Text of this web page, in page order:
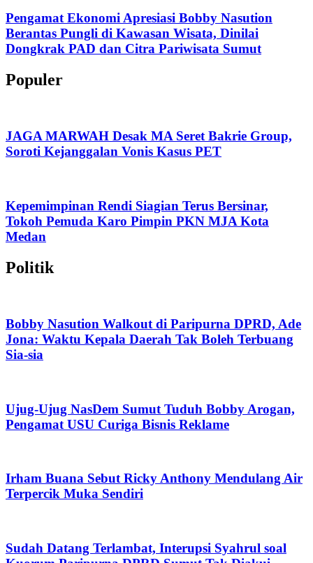
Pengamat Ekonomi Apresiasi Bobby Nasution
Berantas Pungli di Kawasan Wisata, Dinilai
Dongkrak PAD dan Citra Pariwisata Sumut
Populer
JAGA MARWAH Desak MA Seret Bakrie Group,
Soroti Kejanggalan Vonis Kasus PET
Kepemimpinan Rendi Siagian Terus Bersinar,
Tokoh Pemuda Karo Pimpin PKN MJA Kota
Medan
Politik
Bobby Nasution Walkout di Paripurna DPRD, Ade
Jona: Waktu Kepala Daerah Tak Boleh Terbuang
Sia-sia
Ujug-Ujug NasDem Sumut Tuduh Bobby Arogan,
Pengamat USU Curiga Bisnis Reklame
Irham Buana Sebut Ricky Anthony Mendulang Air
Terpercik Muka Sendiri
Sudah Datang Terlambat, Interupsi Syahrul soal